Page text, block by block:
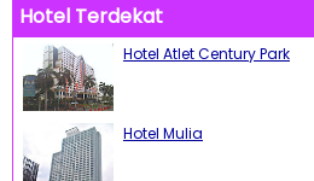
Hotel Terdekat
Hotel Atlet Century Park
Hotel Mulia